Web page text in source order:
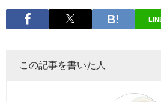
この記事を書いた人